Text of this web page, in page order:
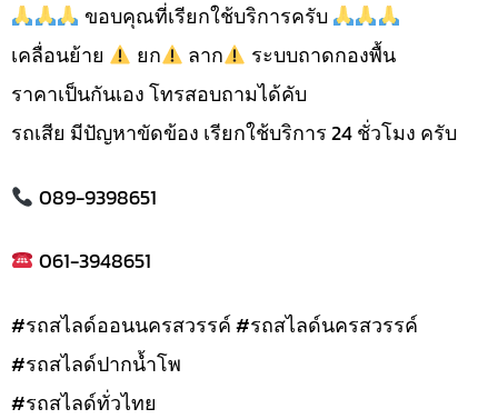
ขอบคุณที่เรียกใช้บริการครับ
เคลื่อนย้าย
ยก ลาก
ระบบถาดกองพื้น
ราคาเป็นกันเอง โทรสอบถามได้คับ
รถเสีย มีปัญหาขัดข้อง เรียกใช้บริการ 24 ชั่วโมง ครับ
089-9398651
061-3948651
#รถสไลด์ออนนครสวรรค์ #รถสไลด์นครสวรรค์
#รถสไลด์ปากน้ำโพ
#รถสไลด์ทั่วไทย